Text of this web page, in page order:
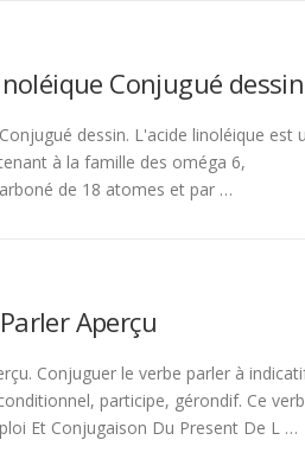
Conjugué dessin
dessin. L'acide linoléique est
à la famille des oméga 6,
de 18 atomes et par …
Aperçu
Conjuguer le verbe parler à
participe, gérondif. Ce
Et Conjugaison Du Present De L …